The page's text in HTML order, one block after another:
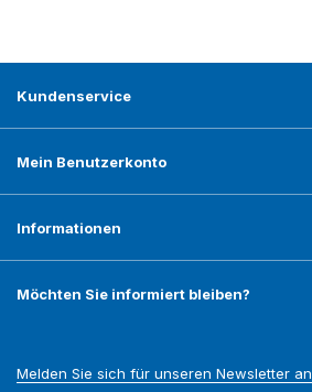
Kundenservice
Mein Benutzerkonto
Informationen
Möchten Sie informiert bleiben?
Melden Sie sich für unseren Newsletter an